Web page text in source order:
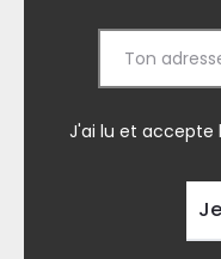
J'ai lu et accepte